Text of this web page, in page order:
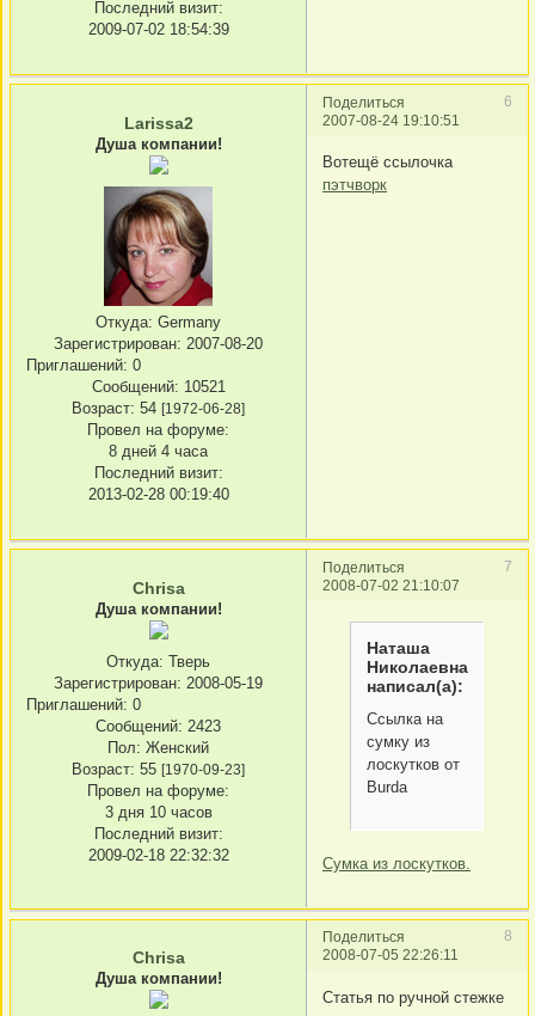
Последний визит:
2009-07-02 18:54:39
Поделиться
6
2007-08-24 19:10:51
Larissa2
Душа компании!
Откуда: Germany
Зарегистрирован: 2007-08-20
Приглашений: 0
Сообщений: 10521
Возраст: 54 [1972-06-28]
Провел на форуме:
8 дней 4 часа
Последний визит:
2013-02-28 00:19:40
Вотещё ссылочка
пэтчворк
Поделиться
7
2008-07-02 21:10:07
Chrisa
Душа компании!
Откуда: Тверь
Зарегистрирован: 2008-05-19
Приглашений: 0
Сообщений: 2423
Пол: Женский
Возраст: 55 [1970-09-23]
Провел на форуме:
3 дня 10 часов
Последний визит:
2009-02-18 22:32:32
Наташа
Николаевна
написал(а):
Ссылка на
сумку из
лоскутков от
Burda
Сумка из лоскутков.
Поделиться
8
2008-07-05 22:26:11
Chrisa
Душа компании!
Статья по ручной стежке